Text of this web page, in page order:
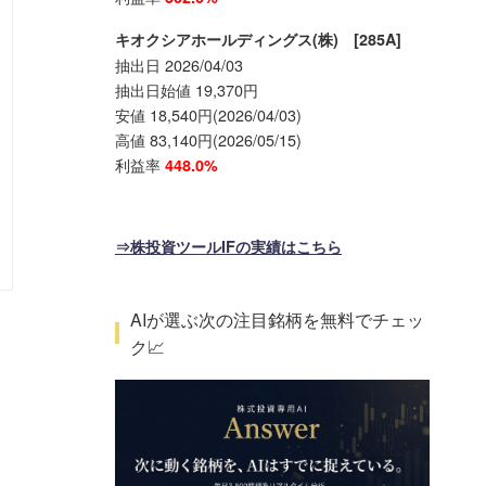
キオクシアホールディングス(株) [285A]
抽出日 2026/04/03
抽出日始値 19,370円
安値 18,540円(2026/04/03)
高値 83,140円(2026/05/15)
利益率 448.0%
⇒株投資ツールIFの実績はこちら
AIが選ぶ次の注目銘柄を無料でチェッ
ク📈